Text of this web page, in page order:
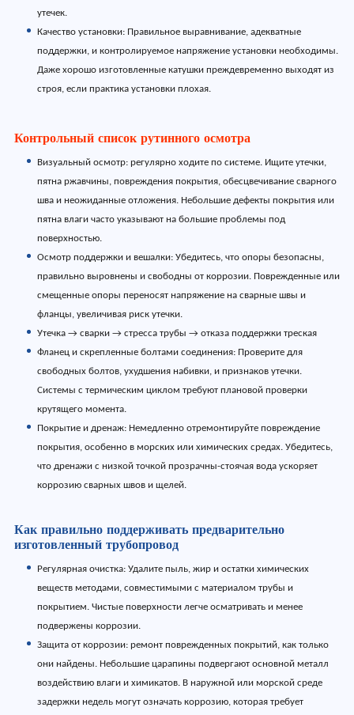
утечек.
Качество установки: Правильное выравнивание, адекватные
поддержки, и контролируемое напряжение установки необходимы.
Даже хорошо изготовленные катушки преждевременно выходят из
строя, если практика установки плохая.
Контрольный список рутинного осмотра
Визуальный осмотр: регулярно ходите по системе. Ищите утечки,
пятна ржавчины, повреждения покрытия, обесцвечивание сварного
шва и неожиданные отложения. Небольшие дефекты покрытия или
пятна влаги часто указывают на большие проблемы под
поверхностью.
Осмотр поддержки и вешалки: Убедитесь, что опоры безопасны,
правильно выровнены и свободны от коррозии. Поврежденные или
смещенные опоры переносят напряжение на сварные швы и
фланцы, увеличивая риск утечки.
Утечка → сварки → стресса трубы → отказа поддержки треская
Фланец и скрепленные болтами соединения: Проверите для
свободных болтов, ухудшения набивки, и признаков утечки.
Системы с термическим циклом требуют плановой проверки
крутящего момента.
Покрытие и дренаж: Немедленно отремонтируйте повреждение
покрытия, особенно в морских или химических средах. Убедитесь,
что дренажи с низкой точкой прозрачны-стоячая вода ускоряет
коррозию сварных швов и щелей.
Как правильно поддерживать предварительно
изготовленный трубопровод
Регулярная очистка: Удалите пыль, жир и остатки химических
веществ методами, совместимыми с материалом трубы и
покрытием. Чистые поверхности легче осматривать и менее
подвержены коррозии.
Защита от коррозии: ремонт поврежденных покрытий, как только
они найдены. Небольшие царапины подвергают основной металл
воздействию влаги и химикатов. В наружной или морской среде
задержки недель могут означать коррозию, которая требует